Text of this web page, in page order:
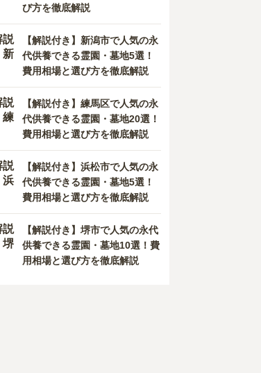
び方を徹底解説
【解説付き】新潟市で人気の永
代供養できる霊園・墓地5選！
費用相場と選び方を徹底解説
【解説付き】練馬区で人気の永
代供養できる霊園・墓地20選！
費用相場と選び方を徹底解説
【解説付き】浜松市で人気の永
代供養できる霊園・墓地5選！
費用相場と選び方を徹底解説
【解説付き】堺市で人気の永代
供養できる霊園・墓地10選！費
用相場と選び方を徹底解説